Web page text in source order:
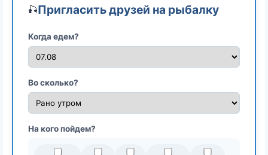
🎣Пригласить друзей на рыбалку
Когда едем?
Во сколько?
На кого пойдем?